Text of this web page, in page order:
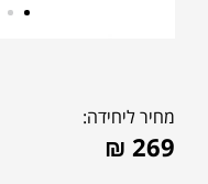
מחיר ליחידה:
₪ 269